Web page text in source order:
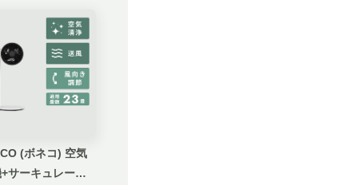
(ボネコ) 空気
サーキュレータ